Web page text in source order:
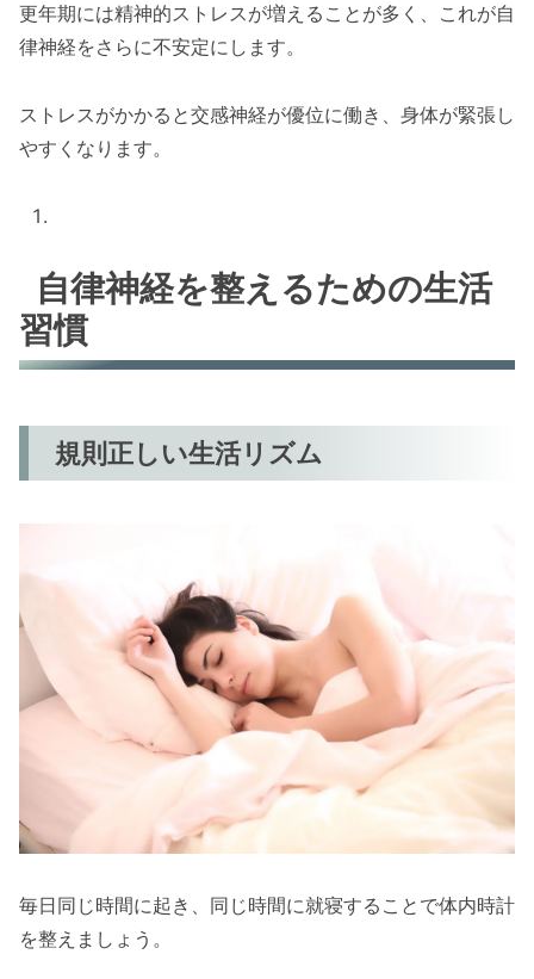
更年期には精神的ストレスが増えることが多く、これが自
律神経をさらに不安定にします。
ストレスがかかると交感神経が優位に働き、身体が緊張し
やすくなります。
自律神経を整えるための生活
習慣
規則正しい生活リズム
毎日同じ時間に起き、同じ時間に就寝することで体内時計
を整えましょう。